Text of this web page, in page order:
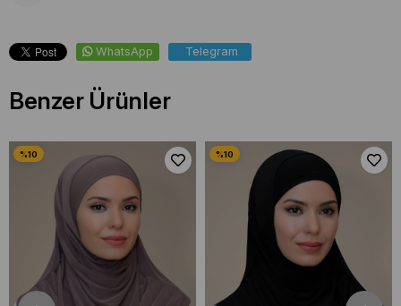
WhatsApp Telegram
Benzer Ürünler